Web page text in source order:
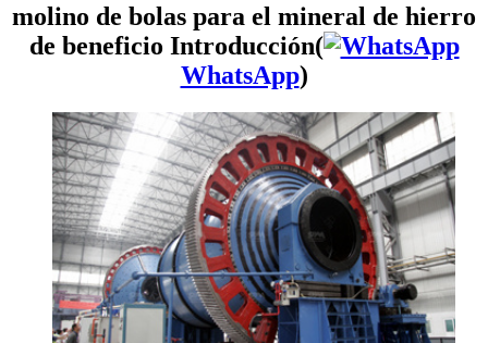
molino de bolas para el mineral de hierro
de beneficio Introducción(
WhatsApp)